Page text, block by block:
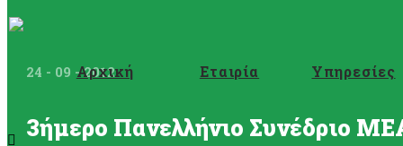
Αρχική Εταιρία Υπηρεσίες
24 - 09 - 2012
3ήμερο Πανελλήνιο Συνέδριο